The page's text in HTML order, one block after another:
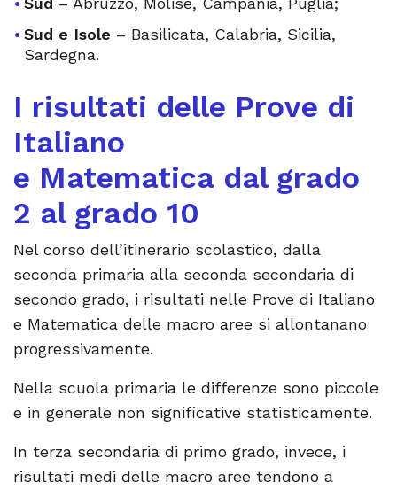
Sud e Isole – Basilicata, Calabria, Sicilia,
Sardegna.
I risultati delle Prove di
Italiano
e Matematica dal grado
2 al grado 10
Nel corso dell’itinerario scolastico, dalla
seconda primaria alla seconda secondaria di
secondo grado, i risultati nelle Prove di Italiano
e Matematica delle macro aree si allontanano
progressivamente.
Nella scuola primaria le differenze sono piccole
e in generale non significative statisticamente.
In terza secondaria di primo grado, invece, i
risultati medi delle macro aree tendono a